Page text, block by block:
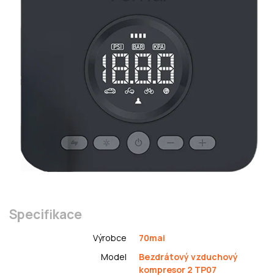
Specifikace
Výrobce
70mai
Model
Bezdrátový vzduchový
kompresor 2 TP07